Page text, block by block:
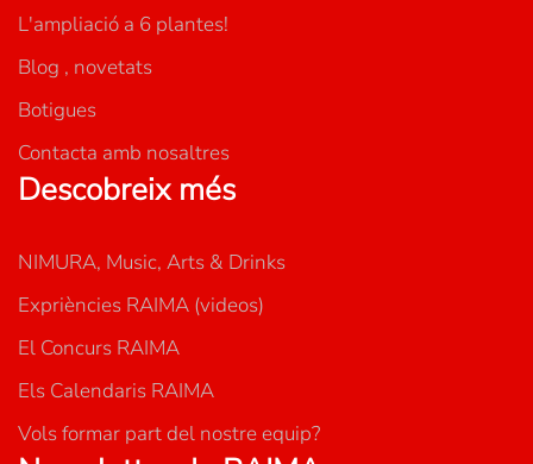
L'ampliació a 6 plantes!
Blog , novetats
Botigues
Contacta amb nosaltres
Descobreix més
NIMURA, Music, Arts & Drinks
Expriències RAIMA (videos)
El Concurs RAIMA
Els Calendaris RAIMA
Vols formar part del nostre equip?